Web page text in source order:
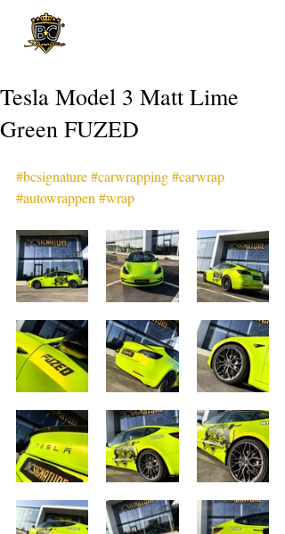
Tesla Model 3 Matt Lime
Green FUZED
#bcsignature#carwrapping#carwrap
#autowrappen #wrap